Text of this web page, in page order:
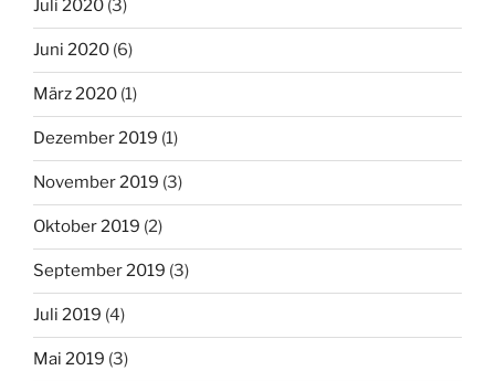
Juli 2020 (3)
Juni 2020 (6)
März 2020 (1)
Dezember 2019 (1)
November 2019 (3)
Oktober 2019 (2)
September 2019 (3)
Juli 2019 (4)
Mai 2019 (3)